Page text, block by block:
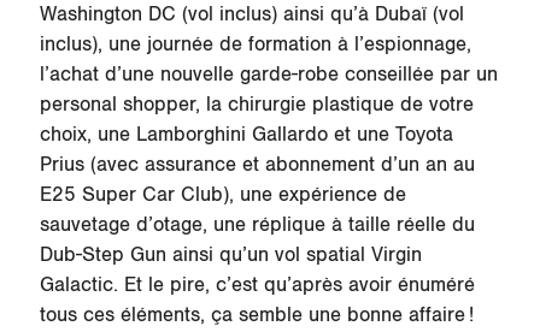
Washington DC (vol inclus) ainsi qu’à Dubaï (vol
inclus), une journée de formation à l’espionnage,
l’achat d’une nouvelle garde-robe conseillée par un
personal shopper, la chirurgie plastique de votre
choix, une Lamborghini Gallardo et une Toyota
Prius (avec assurance et abonnement d’un an au
E25 Super Car Club), une expérience de
sauvetage d’otage, une réplique à taille réelle du
Dub-Step Gun ainsi qu’un vol spatial Virgin
Galactic. Et le pire, c’est qu’après avoir énuméré
tous ces éléments, ça semble une bonne affaire !